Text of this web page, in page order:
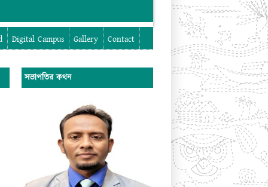
Digital Campus Gallery Contact
সভাপতির কথন